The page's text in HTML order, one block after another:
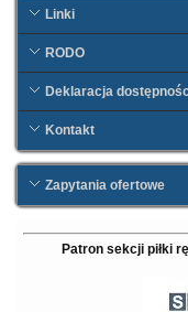
Linki
RODO
Deklaracja
Kontakt
Zapytania ofertowe
Patron sekcji piłki